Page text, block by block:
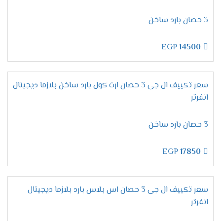
أو الحرارة الشديدة.
تصميم قوي:
مميزات تكييف إل جي أرتيكول
2025 – التبريد الذكي بأقصى
خاصية التبريد / التدفئة – راحة تامة
في كل الفصول
بكل تأكيد،لا شيء يضاهيالراحة المطلقةخلال الصيف
الحار والشتاء البارد.
يأتي تكييف إل جي أرتيكول
مزودًا بخاصية
3 حصان بارد ساخن
14500
سعر تكييف ال جى 3 حصان ارت كول بارد ساخن بلازما ديجيتال
انفرتر
3 حصان بارد ساخن
17850
سعر تكييف ال جى 3 حصان اس بلاس بارد بلازما ديجيتال
انفرتر